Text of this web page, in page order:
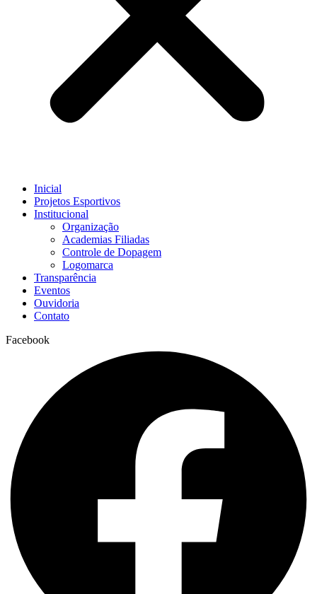
Inicial
Projetos Esportivos
Institucional
Organização
Academias Filiadas
Controle de Dopagem
Logomarca
Transparência
Eventos
Ouvidoria
Contato
Facebook